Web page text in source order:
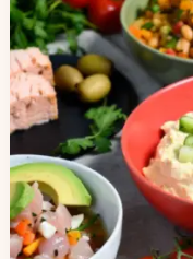
Veranos
Más
Fáciles
y
Deliciosos